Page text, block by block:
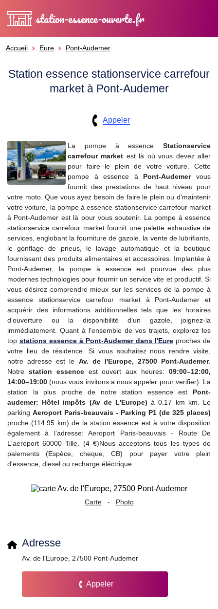
station-essence-ouverte.fr
Accueil Eure Pont-Audemer
Station essence stationservice carrefour
market à Pont-Audemer
Appeler
La pompe à essence Stationservice
carrefour market est là où vous devez aller
pour faire le plein de votre voiture. Cette
pompe à essence à Pont-Audemervous
fournit des prestations de haut niveau pour
votre moto. Que vous ayez besoin de faire le plein ou d'maintenir
votre voiture, la pompe à essence stationservice carrefour market
à Pont-Audemer est là pour vous soutenir. La pompe à essence
stationservice carrefour market fournit une palette exhaustive de
services, englobant la fourniture de gazole, la vente de lubrifiants,
le gonflage de pneus, le lavage automatique et la boutique
fournissant des produits alimentaires et accessoires. Implantée à
Pont-Audemer, la pompe à essence est pourvue des plus
modernes technologies pour fournir un service vite et productif. Si
vous désirez comprendre mieux sur les services de la pompe à
essence stationservice carrefour market à Pont-Audemer et
acquérir des informations additionnelles tels que les horaires
d’ouverture ou la disponibilité d’un gazole, joignez-la
immédiatement. Quant à l'ensemble de vos trajets, explorez les
top stations essence à Pont-Audemer dans l'Eure proches de
votre lieu de résidence. Si vous souhaitez nous rendre visite,
notre adresse est le Av. de l'Europe, 27500 Pont-Audemer.
Notre station essenceest ouvert aux heures:09:00–12:00,
14:00–19:00 (nous vous invitons a nous appeler pour verifier). La
station la plus proche de notre station essence est Pont-
audemer: Hôtel impôts (Av de L'Europe) à 0.17 km km. Le
parking Aeroport Paris-beauvais - Parking P1 (de 325 places)
proche (114.95 km) de la station essence est à votre disposition
également à l’adresse: Aeroport Paris-beauvais - Route De
L'aeroport 60000 Tille. (4 €)Nous acceptons tous les types de
paiements (Espèce, cheque, CB) pour payer votre plein
d'essence, diesel ou recharge éléctrique.
Carte - Photo
Adresse
Av. de l'Europe, 27500 Pont-Audemer
Appeler